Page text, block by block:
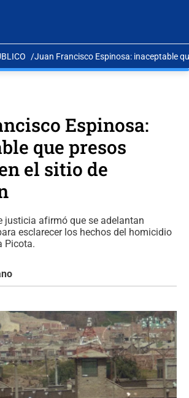
Juan Francisco Espinosa: inaceptable
Espinosa:
que presos
el sitio de
justicia afirmó que se adelantan
esclarecer los hechos del homicidio
Picota.